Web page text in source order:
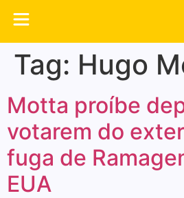
Tag: Hugo
Motta proíbe
votarem do
fuga de
EUA